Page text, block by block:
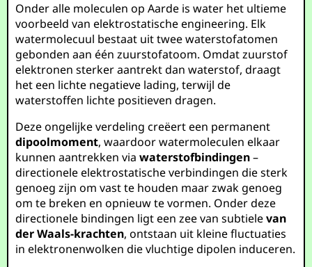
Onder alle moleculen op Aarde is water het ultieme
voorbeeld van elektrostatische engineering. Elk
watermolecuul bestaat uit twee waterstofatomen
gebonden aan één zuurstofatoom. Omdat zuurstof
elektronen sterker aantrekt dan waterstof, draagt
het een lichte negatieve lading, terwijl de
waterstoffen lichte positieven dragen.
Deze ongelijke verdeling creëert een permanent
dipoolmoment, waardoor watermoleculen elkaar
kunnen aantrekken viawaterstofbindingen–
directionele elektrostatische verbindingen die sterk
genoeg zijn om vast te houden maar zwak genoeg
om te breken en opnieuw te vormen. Onder deze
directionele bindingen ligt een zee van subtielevan
der Waals-krachten, ontstaan uit kleine fluctuaties
in elektronenwolken die vluchtige dipolen induceren.